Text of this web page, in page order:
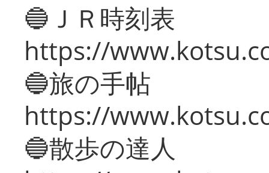
🔵ＪＲ時刻表
https://
🔵旅の手帖
https://
🔵散歩の達人